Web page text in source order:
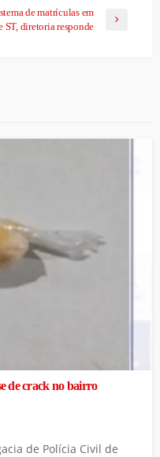
de matrículas em
ST, diretoria responde
de crack no bairro
de Polícia Civil de